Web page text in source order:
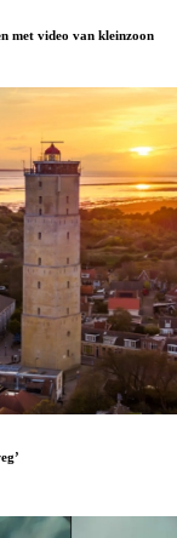
met video van kleinzoon